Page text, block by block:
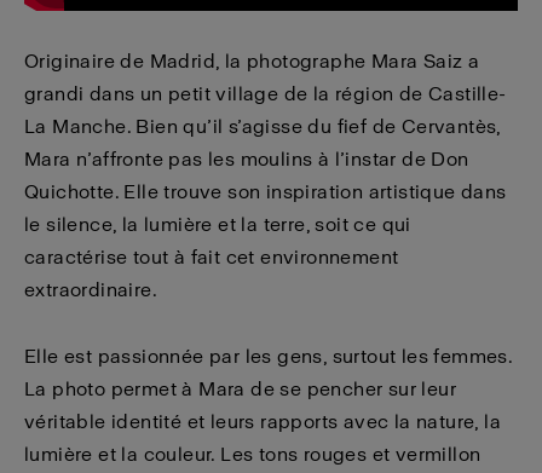
Originaire de Madrid, la photographe Mara Saiz a
grandi dans un petit village de la région de Castille-
La Manche. Bien qu’il s’agisse du fief de Cervantès,
Mara n’affronte pas les moulins à l’instar de Don
Quichotte. Elle trouve son inspiration artistique dans
le silence, la lumière et la terre, soit ce qui
caractérise tout à fait cet environnement
extraordinaire.
Elle est passionnée par les gens, surtout les femmes.
La photo permet à Mara de se pencher sur leur
véritable identité et leurs rapports avec la nature, la
lumière et la couleur. Les tons rouges et vermillon